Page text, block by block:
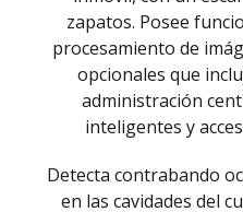
zapatos. Posee
procesamiento de
opcionales que
administración
inteligentes y
Detecta contrabando
en las cavidades del